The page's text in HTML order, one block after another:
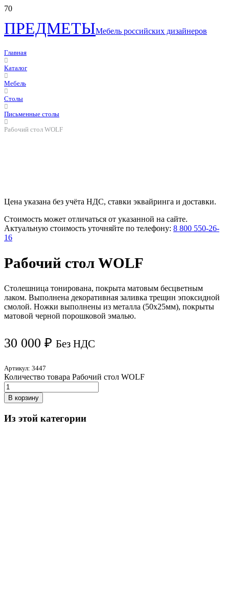
ПРЕДМЕТЫМебель российских дизайнеров
Главная
Каталог
Мебель
Столы
Письменные столы
Рабочий стол WOLF
Цена указана без учёта НДС, ставки эквайринга и доставки.
Стоимость может отличаться от указанной на сайте.
Актуальную стоимость уточняйте по телефону: 8 800 550-26-
16
Рабочий стол WOLF
Столешница тонирована, покрыта матовым бесцветным
лаком. Выполнена декоративная заливка трещин эпоксидной
смолой. Ножки выполнены из металла (50х25мм), покрыты
матовой черной порошковой эмалью.
30 000 ₽ Без НДС
Артикул: 3447
Количество товара Рабочий стол WOLF
В корзину
Из этой категории